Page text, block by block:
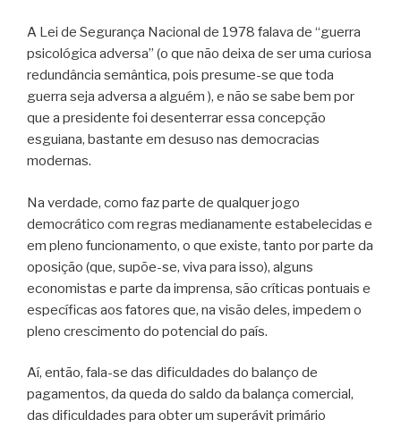
A Lei de Segurança Nacional de 1978 falava de “guerra
psicológica adversa” (o que não deixa de ser uma curiosa
redundância semântica, pois presume-se que toda
guerra seja adversa a alguém ), e não se sabe bem por
que a presidente foi desenterrar essa concepção
esguiana, bastante em desuso nas democracias
modernas.
Na verdade, como faz parte de qualquer jogo
democrático com regras medianamente estabelecidas e
em pleno funcionamento, o que existe, tanto por parte da
oposição (que, supõe-se, viva para isso), alguns
economistas e parte da imprensa, são críticas pontuais e
específicas aos fatores que, na visão deles, impedem o
pleno crescimento do potencial do país.
Aí, então, fala-se das dificuldades do balanço de
pagamentos, da queda do saldo da balança comercial,
das dificuldades para obter um superávit primário